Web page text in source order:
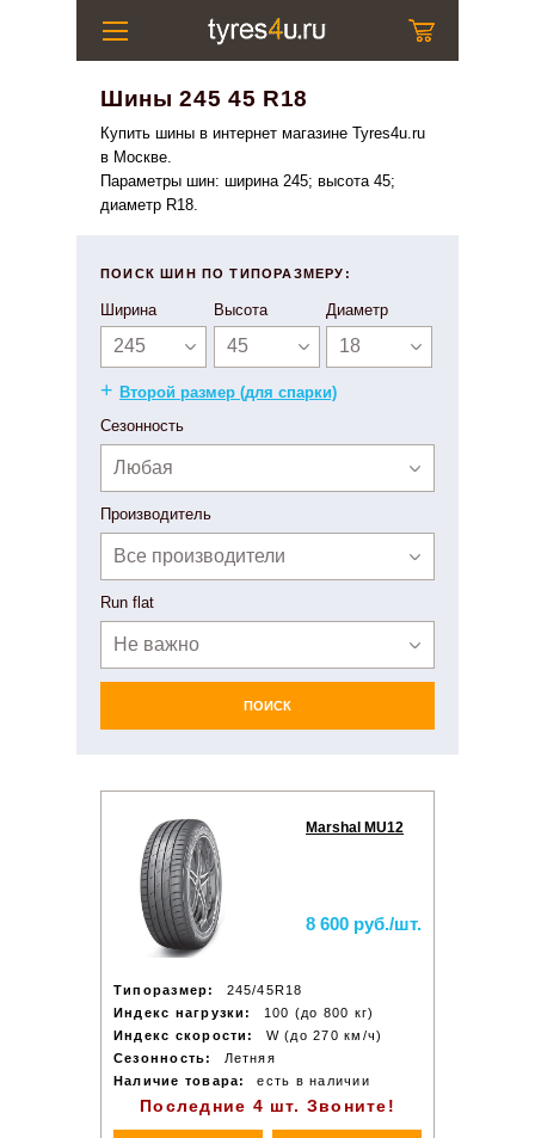
Шины 245 45 R18
Купить шины в интернет магазине Tyres4u.ru
в Москве.
Параметры шин: ширина 245; высота 45;
диаметр R18.
ПОИСК ШИН ПО ТИПОРАЗМЕРУ:
Ширина
245
Высота
45
Диаметр
18
+ Второй размер (для спарки)
Сезонность
Любая
Производитель
Все производители
Run flat
Не важно
ПОИСК
Marshal MU12
8 600 руб./шт.
Типоразмер:
245/45R18
Индекс нагрузки:
100 (до 800 кг)
Индекс скорости:
W (до 270 км/ч)
Сезонность:
Летняя
Наличие товара:
есть в наличии
Последние 4 шт. Звоните!